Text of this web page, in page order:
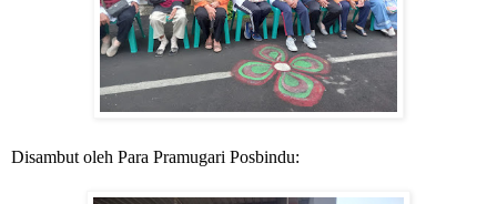
Disambut oleh Para Pramugari Posbindu: